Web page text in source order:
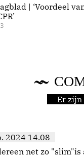
| ‘Voordeel
Er zijn
2024 14.08
net zo